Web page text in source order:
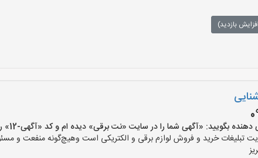
بازدید)
بگویید: «آگهی شما را در سایت «نت برقی» دیده ام و کد «آگهی-12» را اعلام کنید»
خرید و فروش لوازم برقی و الکتریکی است وهیچ‌گونه منفعت و